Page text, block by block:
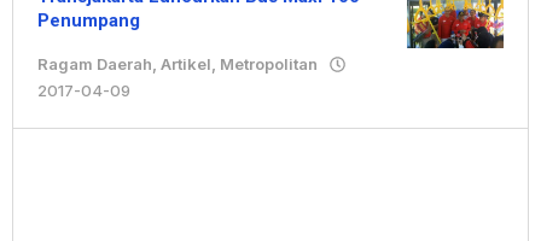
Penumpang
Ragam Daerah Artikel Metropolitan
2017-04-09